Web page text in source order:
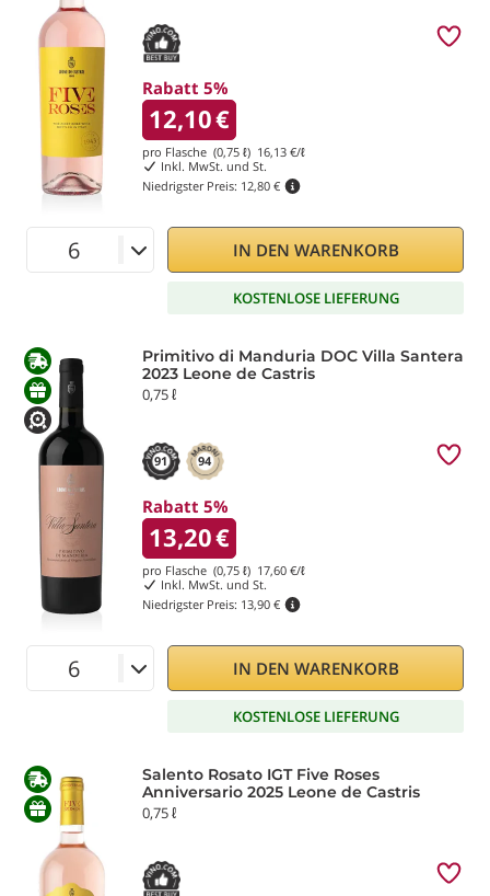
Rabatt 5%
12,10€
pro Flasche (0,75 ℓ) 16,13 €/ℓ
Inkl. MwSt. und St.
Niedrigster Preis: 12,80 €
IN DEN WARENKORB
KOSTENLOSE LIEFERUNG
Primitivo di Manduria DOC Villa Santera
2023 Leone de Castris
0,75 ℓ
91 94
Rabatt 5%
13,20€
pro Flasche (0,75 ℓ) 17,60 €/ℓ
Inkl. MwSt. und St.
Niedrigster Preis: 13,90 €
IN DEN WARENKORB
KOSTENLOSE LIEFERUNG
Salento Rosato IGT Five Roses
Anniversario 2025 Leone de Castris
0,75 ℓ